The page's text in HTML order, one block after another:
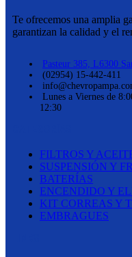
Te ofrecemos una amplia
garantizan la calidad y el
Pasteur 385, L6300
(02954) 15-442-411
Lunes a Viernes de
12:30
FILTROS Y
SUSPENSIÓN Y
BATERÍAS
ENCENDIDO Y
KIT CORREAS Y
EMBRAGUES